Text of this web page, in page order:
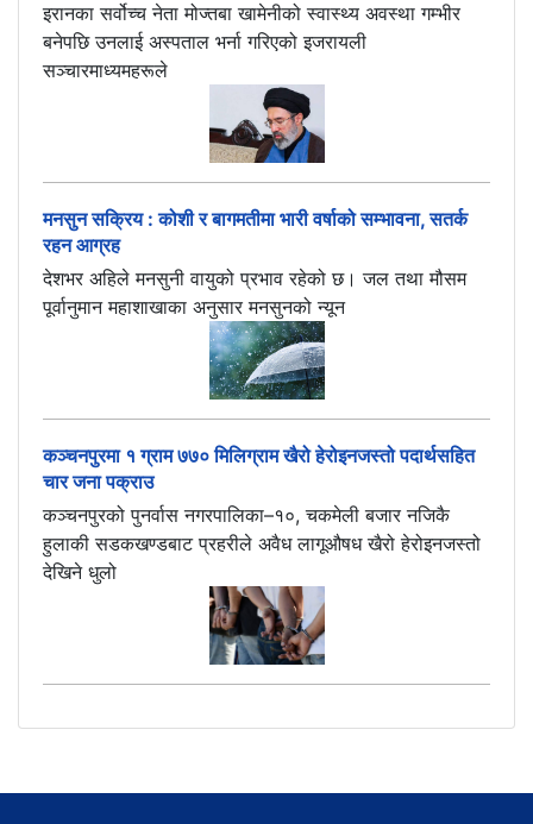
इरानका सर्वोच्च नेता मोज्तबा खामेनीको स्वास्थ्य अवस्था गम्भीर
बनेपछि उनलाई अस्पताल भर्ना गरिएको इजरायली
सञ्चारमाध्यमहरूले
मनसुन सक्रिय : कोशी र बागमतीमा भारी वर्षाको सम्भावना, सतर्क
रहन आग्रह
देशभर अहिले मनसुनी वायुको प्रभाव रहेको छ। जल तथा मौसम
पूर्वानुमान महाशाखाका अनुसार मनसुनको न्यून
कञ्चनपुरमा १ ग्राम ७७० मिलिग्राम खैरो हेरोइनजस्तो पदार्थसहित
चार जना पक्राउ
कञ्चनपुरको पुनर्वास नगरपालिका–१०, चकमेली बजार नजिकै
हुलाकी सडकखण्डबाट प्रहरीले अवैध लागूऔषध खैरो हेरोइनजस्तो
देखिने धुलो